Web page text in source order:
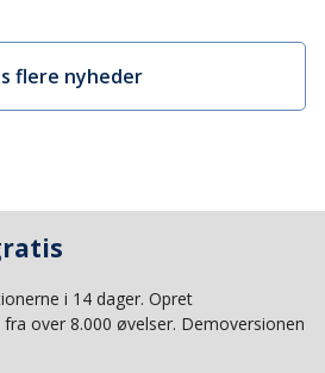
flere nyheder
i 14 dager. Opret
over 8.000 øvelser. Demoversionen